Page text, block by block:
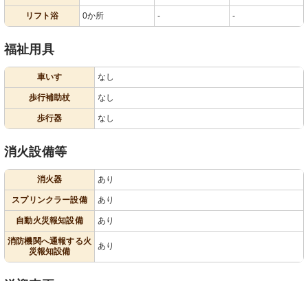
リフト浴 0か所 - -
福祉用具
車いす なし
歩行補助杖 なし
歩行器 なし
消火設備等
消火器 あり
スプリンクラー設備 あり
自動火災報知設備 あり
消防機関へ通報する火
災報知設備
あり